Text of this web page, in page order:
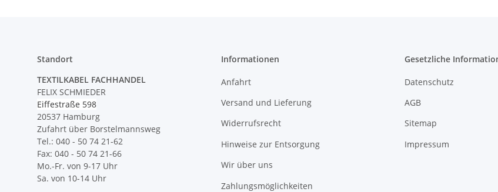
Standort
TEXTILKABEL FACHHANDEL
FELIX SCHMIEDER
Eiffestraße 598
20537 Hamburg
Zufahrt über Borstelmannsweg
Tel.: 040 - 50 74 21-62
Fax: 040 - 50 74 21-66
Mo.-Fr. von 9-17 Uhr
Sa. von 10-14 Uhr
Informationen
Anfahrt
Versand und Lieferung
Widerrufsrecht
Hinweise zur Entsorgung
Wir über uns
Zahlungsmöglichkeiten
Gesetzliche
Datenschutz
AGB
Sitemap
Impressum